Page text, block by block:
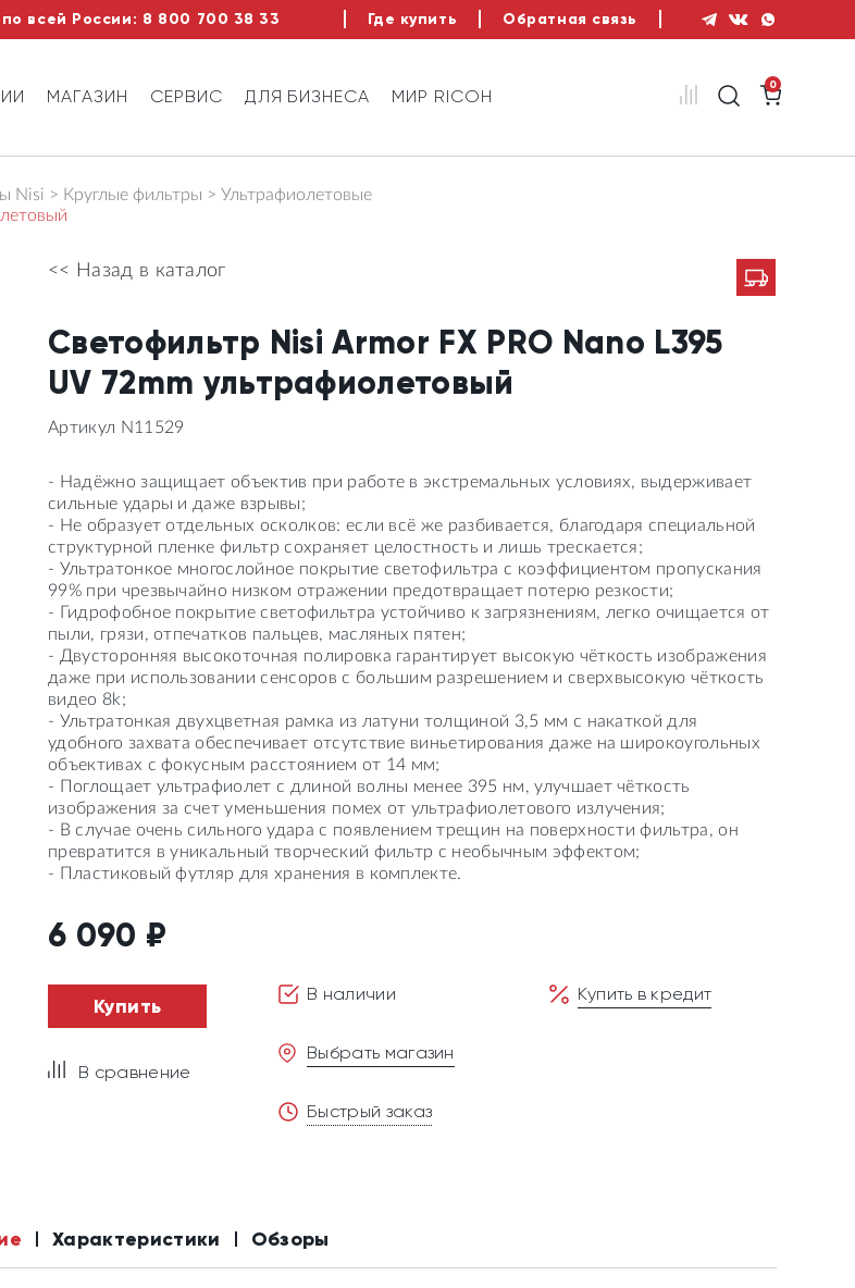
всей России: 8 800 700 38 33 Где купить Обратная связь
МАГАЗИН СЕРВИС ДЛЯ БИЗНЕСА МИР RICOH
0
Nisi Круглые фильтры
Ультрафиолетовые
<< Назад в каталог
Светофильтр Nisi Armor FX PRO Nano L395
UV 72mm ультрафиолетовый
Артикул N11529
- Надёжно защищает объектив при работе в экстремальных условиях, выдерживает
сильные удары и даже взрывы;
- Не образует отдельных осколков: если всё же разбивается, благодаря специальной
структурной пленке фильтр сохраняет целостность и лишь трескается;
- Ультратонкое многослойное покрытие светофильтра с коэффициентом пропускания
99% при чрезвычайно низком отражении предотвращает потерю резкости;
- Гидрофобное покрытие светофильтра устойчиво к загрязнениям, легко очищается от
пыли, грязи, отпечатков пальцев, масляных пятен;
- Двусторонняя высокоточная полировка гарантирует высокую чёткость изображения
даже при использовании сенсоров с большим разрешением и сверхвысокую чёткость
видео 8k;
- Ультратонкая двухцветная рамка из латуни толщиной 3,5 мм с накаткой для
удобного захвата обеспечивает отсутствие виньетирования даже на широкоугольных
объективах с фокусным расстоянием от 14 мм;
- Поглощает ультрафиолет с длиной волны менее 395 нм, улучшает чёткость
изображения за счет уменьшения помех от ультрафиолетового излучения;
- В случае очень сильного удара с появлением трещин на поверхности фильтра, он
превратится в уникальный творческий фильтр с необычным эффектом;
- Пластиковый футляр для хранения в комплекте.
6 090 ₽
Купить
В сравнение
В наличии
Выбрать магазин
Быстрый заказ
Купить в кредит
Характеристики Обзоры